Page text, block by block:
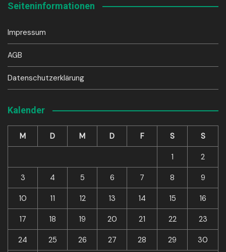
Seiteninformationen
Impressum
AGB
Datenschutzerklärung
Kalender
M D M D F S S
1 2
3 4 5 6 7 8 9
10 11 12 13 14 15 16
17 18 19 20 21 22 23
24 25 26 27 28 29 30